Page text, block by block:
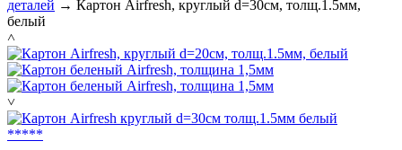
деталей → Картон Airfresh, круглый d=30см, толщ.1.5мм,
белый
˄
˅
*****